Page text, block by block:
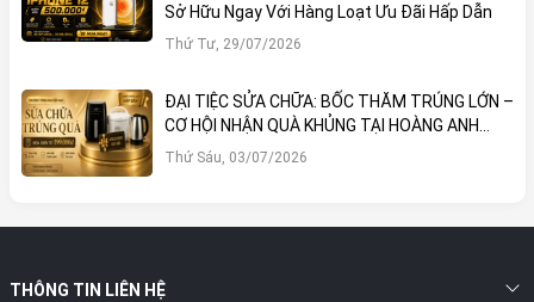
Sở Hữu Ngay Với Hàng Loạt Ưu Đãi Hấp Dẫn
Thứ Tư, 29/07/2026
ĐẠI TIỆC SỬA CHỮA: BỐC THĂM TRÚNG LỚN –
CƠ HỘI NHẬN QUÀ KHỦNG TẠI HOÀNG ANH
MOBILE
Thứ Sáu, 03/07/2026
THÔNG TIN LIÊN HỆ